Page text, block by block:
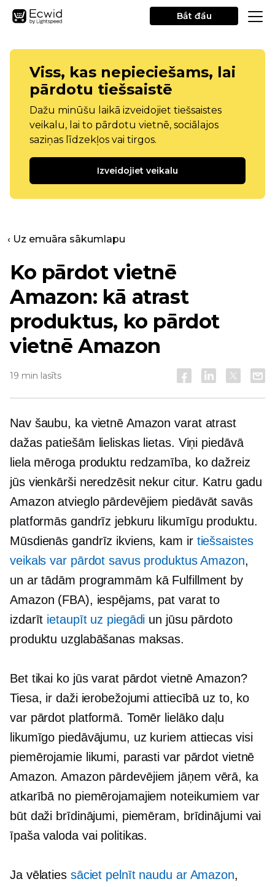
Bắt đầu
Viss, kas nepieciešams, lai
pārdotu tiešsaistē
Dažu minūšu laikā izveidojiet tiešsaistes
veikalu, lai to pārdotu vietnē, sociālajos
saziņas līdzekļos vai tirgos.
Izveidojiet veikalu
‹ Uz emuāra sākumlapu
Ko pārdot vietnē
Amazon: kā atrast
produktus, ko pārdot
vietnē Amazon
19 min lasīts
Nav šaubu, ka vietnē Amazon varat atrast
dažas patiešām lieliskas lietas. Viņi piedāvā
liela mērogaproduktu redzamība, ko dažreiz
jūs vienkārši neredzēsit nekur citur. Katru gadu
Amazon atvieglo pārdevējiem piedāvāt savās
platformās gandrīz jebkuru likumīgu produktu.
Mūsdienās gandrīz ikviens, kam ir tiešsaistes
veikals var pārdot savus produktus Amazon,
un ar tādām programmām kā Fulfillment by
Amazon (FBA), iespējams, pat varat to
izdarīt ietaupīt uz piegādi un jūsu pārdoto
produktu uzglabāšanas maksas.
Bet tikai ko jūs varat pārdot vietnē Amazon?
Tiesa, ir daži ierobežojumi attiecībā uz to, ko
var pārdot platformā. Tomēr lielāko daļu
likumīgo piedāvājumu, uz kuriem attiecas visi
piemērojamie likumi, parasti var pārdot vietnē
Amazon. Amazon pārdevējiem jāņem vērā, ka
atkarībā no piemērojamajiem noteikumiem var
būt daži brīdinājumi, piemēram, brīdinājumi vai
īpaša valoda vai politikas.
Ja vēlaties sāciet pelnīt naudu ar Amazon,